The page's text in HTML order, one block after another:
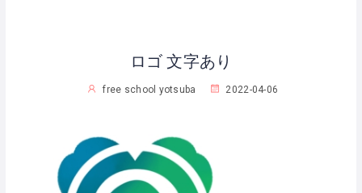
ロゴ 文字あり
free school yotsuba 2022-04-06